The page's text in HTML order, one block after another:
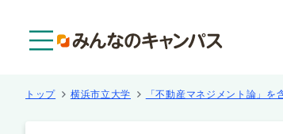
トップ 横浜市立大学 「不動産マネジメント論」を